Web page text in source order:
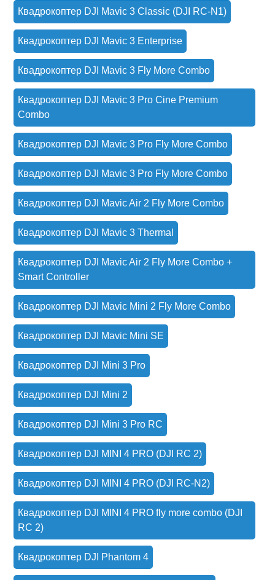
Квадрокоптер DJI Mavic 3 Classic (DJI RC-N1)
Квадрокоптер DJI Mavic 3 Enterprise
Квадрокоптер DJI Mavic 3 Fly More Combo
Квадрокоптер DJI Mavic 3 Pro Cine Premium
Combo
Квадрокоптер DJI Mavic 3 Pro Fly More Combo
Квадрокоптер DJI Mavic 3 Pro Fly More Combo
Квадрокоптер DJI Mavic Air 2 Fly More Combo
Квадрокоптер DJI Mavic 3 Thermal
Квадрокоптер DJI Mavic Air 2 Fly More Combo +
Smart Controller
Квадрокоптер DJI Mavic Mini 2 Fly More Combo
Квадрокоптер DJI Mavic Mini SE
Квадрокоптер DJI Mini 3 Pro
Квадрокоптер DJI Mini 2
Квадрокоптер DJI Mini 3 Pro RC
Квадрокоптер DJI MINI 4 PRO (DJI RC 2)
Квадрокоптер DJI MINI 4 PRO (DJI RC-N2)
Квадрокоптер DJI MINI 4 PRO fly more combo (DJI
RC 2)
Квадрокоптер DJI Phantom 4